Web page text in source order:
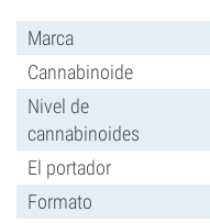
Marca
Cannabinoide
Nivel de
cannabinoides
El portador
Formato